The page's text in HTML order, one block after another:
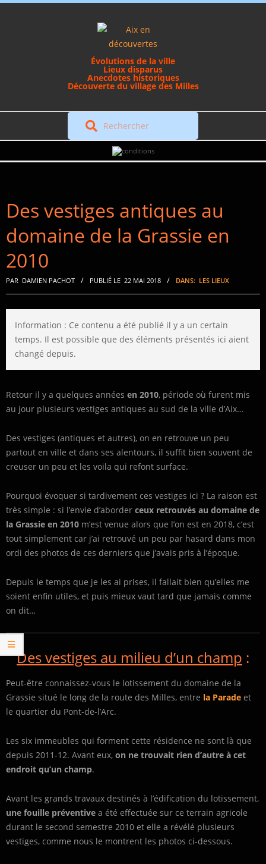
Évolutions de la ville
Lieux disparus
Anecdotes historiques
Découverte du village des Milles
Rechercher
Navigation
Des vestiges antiques au
domaine de la Grassie en
2010
PAR DAMIEN PACHOT PUBLIÉ LE 22 MAI 2018 DANS: LES LIEUX
Information : Ce contenu a été publié il y a un certain
temps. Il est possible que des éléments présentés ici aient
changé depuis.
Retour il y a quelques années en 2010, période où furent mis
au jour plusieurs vestiges antiques au sud de la ville d’Aix…
Des vestiges (antiques et autres), on en retrouve un peu
partout en ville et dans ses alentours, il suffit bien souvent de
creuser un peu et les voila qui refont surface.
Pourquoi évoquer si tardivement ces vestiges ici ? La raison est
très simple : si l’envie d’aborder ceux retrouvés au domaine de
la Grassie en 2010 m’est venue alors que l’on est en 2018, c’est
tout simplement car j’ai retrouvé un peu par hasard dans mon
ordi des photos de ces derniers que j’avais pris à l’époque.
Depuis le temps que je les ai prises, il fallait bien qu’elles me
soient enfin utiles, et puis mieux vaut tard que jamais comme
on dit…
Des vestiges au milieu d’un champ :
Peut-être connaissez-vous le lotissement du domaine de la
Grassie situé le long de la route des Milles, entre la Parade et
le quartier du Pont-de-l’Arc.
Les six immeubles qui forment cette résidence ne sont là que
depuis 2011-12. Avant eux, on ne trouvait rien d’autre à cet
endroit qu’un champ.
Avant les grands travaux destinés à l’édification du lotissement,
une fouille préventive a été effectuée sur ce terrain agricole
durant le second semestre 2010 et elle a révélé plusieurs
vestiges, comme nous le montrent les photos ci-dessous.